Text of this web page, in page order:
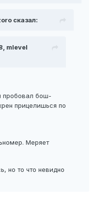
сказал:
mlevel
пробовал бош-
прицелишься по
Меряет
но то что невидно